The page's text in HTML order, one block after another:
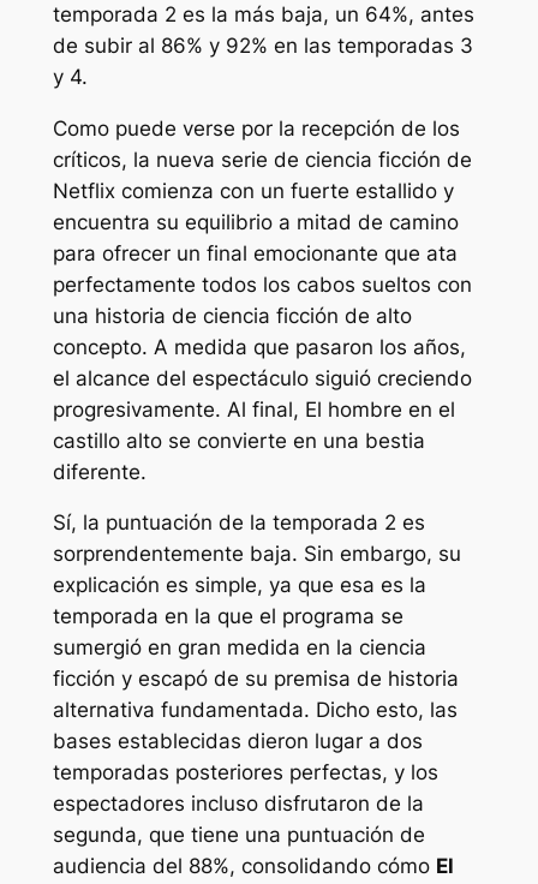
temporada 2 es la más baja, un 64%, antes
de subir al 86% y 92% en las temporadas 3
y 4.
Como puede verse por la recepción de los
críticos, la nueva serie de ciencia ficción de
Netflix comienza con un fuerte estallido y
encuentra su equilibrio a mitad de camino
para ofrecer un final emocionante que ata
perfectamente todos los cabos sueltos con
una historia de ciencia ficción de alto
concepto. A medida que pasaron los años,
el alcance del espectáculo siguió creciendo
progresivamente. Al final, El hombre en el
castillo altose convierte en una bestia
diferente.
Sí, la puntuación de la temporada 2 es
sorprendentemente baja. Sin embargo, su
explicación es simple, ya que esa es la
temporada en la que el programa se
sumergió en gran medida en la ciencia
ficción y escapó de su premisa de historia
alternativa fundamentada. Dicho esto, las
bases establecidas dieron lugar a dos
temporadas posteriores perfectas, y los
espectadores incluso disfrutaron de la
segunda, que tiene una puntuación de
audiencia del 88%, consolidando cómo El